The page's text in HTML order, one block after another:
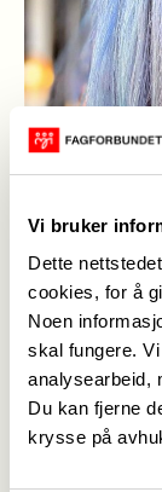
Vi bruker
Dette
cookies, for å
Noen
skal fungere.
analysearbeid,
Du kan fjerne
krysse på
Theresa
Fagforbundet